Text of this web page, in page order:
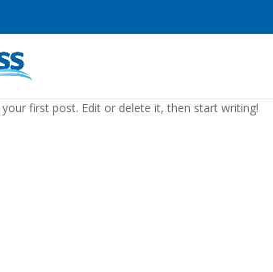
first post. Edit or delete it, then start writing!